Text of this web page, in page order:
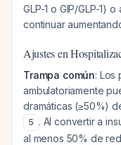
GLP-1 o GIP/GLP-1)
continuar
Ajustes en
Trampa común: Los
ambulatoriamente
dramáticas (≥50%)
5 . Al convertir a
al menos 50% de